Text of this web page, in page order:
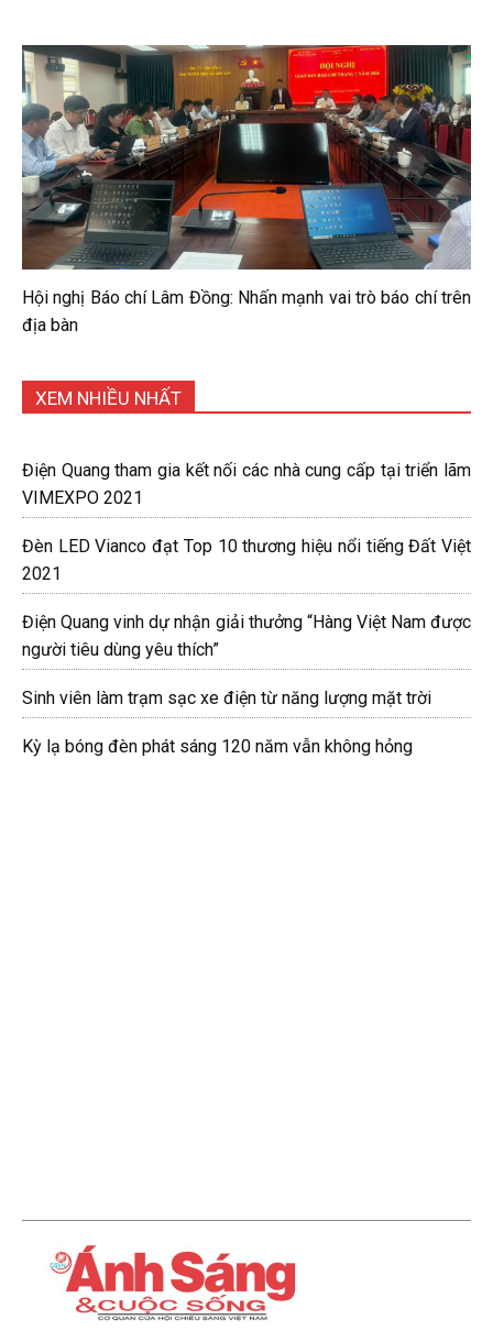
Hội nghị Báo chí Lâm Đồng: Nhấn mạnh vai trò báo chí trên
địa bàn
XEM NHIỀU NHẤT
Điện Quang tham gia kết nối các nhà cung cấp tại triển lãm
VIMEXPO 2021
Đèn LED Vianco đạt Top 10 thương hiệu nổi tiếng Đất Việt
2021
Điện Quang vinh dự nhận giải thưởng “Hàng Việt Nam được
người tiêu dùng yêu thích”
Sinh viên làm trạm sạc xe điện từ năng lượng mặt trời
Kỳ lạ bóng đèn phát sáng 120 năm vẫn không hỏng